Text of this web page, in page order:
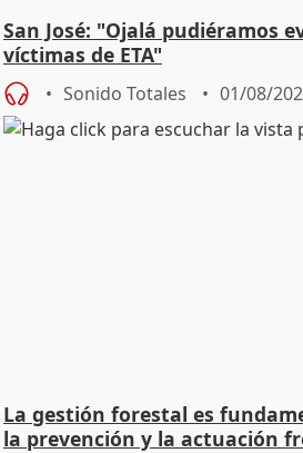
San José: "Ojalá pudiéramos
víctimas de ETA"
Sonido Totales 01/08/
La gestión forestal es
la prevención y la actuación